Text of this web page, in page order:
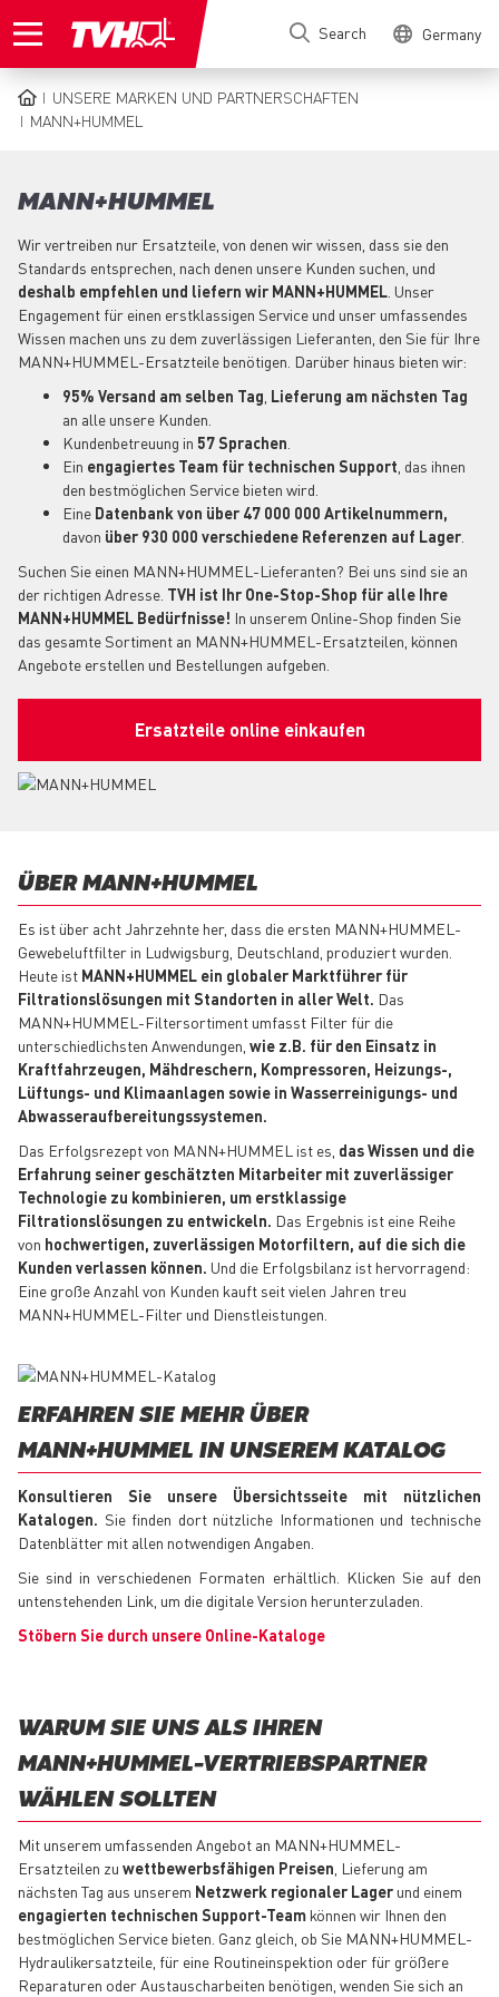
to
Search Germany
BREADCRUMB
UNSERE MARKEN UND PARTNERSCHAFTEN
MANN+HUMMEL
MANN+HUMMEL
Wir vertreiben nur Ersatzteile, von denen wir wissen, dass sie den
Standards entsprechen, nach denen unsere Kunden suchen, und
deshalb empfehlen und liefern wir MANN+HUMMEL . Unser
Engagement für einen erstklassigen Service und unser umfassendes
Wissen machen uns zu dem zuverlässigen Lieferanten, den Sie für Ihre
MANN+HUMMEL-Ersatzteile benötigen. Darüber hinaus bieten wir:
95% Versand am selben Tag Lieferung am nächsten Tag
an alle unsere Kunden.
Kundenbetreuung in 57 Sprachen
Ein engagiertes Team für technischen Support , das ihnen
den bestmöglichen Service bieten wird.
Eine Datenbank von über 47 000 000 Artikelnummern,
davon über 930 000 verschiedene Referenzen auf Lager
Suchen Sie einen MANN+HUMMEL-Lieferanten? Bei uns sind sie an
der richtigen Adresse. TVH ist Ihr One-Stop-Shop für alle Ihre
MANN+HUMMEL Bedürfnisse! In unserem Online-Shop finden Sie
das gesamte Sortiment an MANN+HUMMEL-Ersatzteilen, können
Angebote erstellen und Bestellungen aufgeben.
Ersatzteile online einkaufen
ÜBER MANN+HUMMEL
Es ist über acht Jahrzehnte her, dass die ersten MANN+HUMMEL-
Gewebeluftfilter in Ludwigsburg, Deutschland, produziert wurden.
Heute ist MANN+HUMMEL ein globaler Marktführer für
Filtrationslösungen mit Standorten in aller Welt. Das
MANN+HUMMEL-Filtersortiment umfasst Filter für die
unterschiedlichsten Anwendungen, wie z.B. für den Einsatz in
Kraftfahrzeugen, Mähdreschern, Kompressoren, Heizungs-,
Lüftungs- und Klimaanlagen sowie in Wasserreinigungs- und
Abwasseraufbereitungssystemen.
Das Erfolgsrezept von MANN+HUMMEL ist es, das Wissen und die
Erfahrung seiner geschätzten Mitarbeiter mit zuverlässiger
Technologie zu kombinieren, um erstklassige
Filtrationslösungen zu entwickeln. Das Ergebnis ist eine Reihe
von hochwertigen, zuverlässigen Motorfiltern, auf die sich die
Kunden verlassen können. Und die Erfolgsbilanz ist hervorragend:
Eine große Anzahl von Kunden kauft seit vielen Jahren treu
MANN+HUMMEL-Filter und Dienstleistungen.
ERFAHREN SIE MEHR ÜBER
MANN+HUMMEL IN UNSEREM KATALOG
Konsultieren Sie unsere Übersichtsseite mit nützlichen
Katalogen. Sie finden dort nützliche Informationen und technische
Datenblätter mit allen notwendigen Angaben.
Sie sind in verschiedenen Formaten erhältlich. Klicken Sie auf den
untenstehenden Link, um die digitale Version herunterzuladen.
Stöbern Sie durch unsere Online-Kataloge
WARUM SIE UNS ALS IHREN
MANN+HUMMEL-VERTRIEBSPARTNER
WÄHLEN SOLLTEN
Mit unserem umfassenden Angebot an MANN+HUMMEL-
Ersatzteilen zu wettbewerbsfähigen Preisen , Lieferung am
nächsten Tag aus unserem Netzwerk regionaler Lager und einem
engagierten technischen Support-Team können wir Ihnen den
bestmöglichen Service bieten. Ganz gleich, ob Sie MANN+HUMMEL-
Hydraulikersatzteile, für eine Routineinspektion oder für größere
Reparaturen oder Austauscharbeiten benötigen, wenden Sie sich an